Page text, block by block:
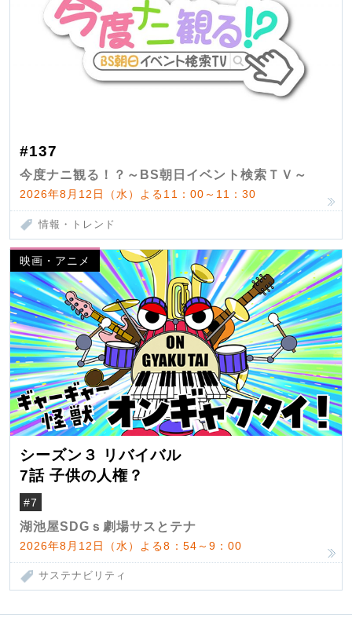
#137
今度ナニ観る！？～BS朝日イベント検索ＴＶ～
2026年8月12日（水）よる11：00～11：30
情報・トレンド
映画・アニメ
シーズン３ リバイバル
7話 子供の人権？
#7
湖池屋SDGｓ劇場サスとテナ
2026年8月12日（水）よる8：54～9：00
サステナビリティ